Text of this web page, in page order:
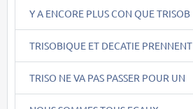
Y A ENCORE PLUS CON QUE TRISOB
TRISOBIQUE ET DECATIE PRENNENT
TRISO NE VA PAS PASSER POUR UN